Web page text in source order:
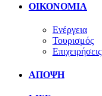
ΟΙΚΟΝΟΜΙΑ
Ενέργεια
Τουρισμός
Επιχειρήσεις
ΑΠΟΨΗ